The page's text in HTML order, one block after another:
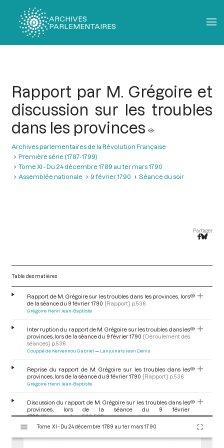
ARCHIVES
PARLEMENTAIRES
Rapport par M. Grégoire et
discussion sur les troubles
dans les provinces
Archives parlementaires de la Révolution Française
Première série (1787-1799)
Tome XI - Du 24 décembre 1789 au 1er mars 1790
Assemblée nationale
9 février 1790 Séance du soir
Partager
Table des matières
Rapport de M. Grégoire sur les troubles dans les provinces, lors
de la séance du 9 février 1790 [Rapport] p.536
Grégoire Henri Jean-Baptiste
Interruption du rapport de M. Grégoire sur les troubles dans les
provinces, lors de la séance du 9 février 1790 [Déroulement des
séances] p.536
Couppé de Kervennou Gabriel Lanjuinais Jean Denis
Reprise du rapport de M. Grégoire sur les troubles dans les
provinces, lors de la séance du 9 février 1790 [Rapport] p.536
Grégoire Henri Jean-Baptiste
Discussion du rapport de M. Grégoire sur les troubles dans les
provinces, lors de la séance du 9 février
1790 [Discussion] pp.536-538
Malès Gabriel Grégoire Henri Jean-Baptiste
Sallé de Chou Etienne
François
Noailles Louis Marie Marc Antoine, vicomte de
Jacques Antoine de
Robespierre Maximilien François Marie Isidore
s
Tome XI - Du 24 décembre 1789 au 1er mars 1790